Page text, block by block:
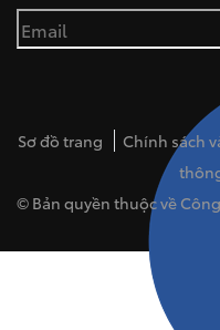
Sơ đồ trang Chính sách
© Bản quyền thuộc về